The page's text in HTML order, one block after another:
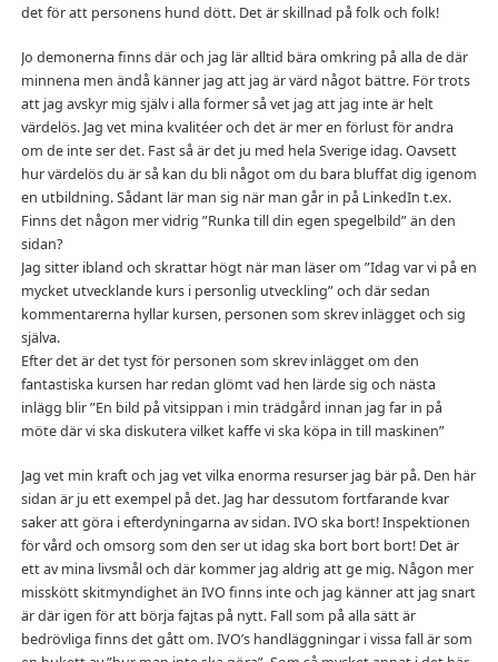
det för att personens hund dött. Det är skillnad på folk och folk!
Jo demonerna finns där och jag lär alltid bära omkring på alla de där
minnena men ändå känner jag att jag är värd något bättre. För trots
att jag avskyr mig själv i alla former så vet jag att jag inte är helt
värdelös. Jag vet mina kvalitéer och det är mer en förlust för andra
om de inte ser det. Fast så är det ju med hela Sverige idag. Oavsett
hur värdelös du är så kan du bli något om du bara bluffat dig igenom
en utbildning. Sådant lär man sig när man går in på LinkedIn t.ex.
Finns det någon mer vidrig ”Runka till din egen spegelbild” än den
sidan?
Jag sitter ibland och skrattar högt när man läser om ”Idag var vi på en
mycket utvecklande kurs i personlig utveckling” och där sedan
kommentarerna hyllar kursen, personen som skrev inlägget och sig
själva.
Efter det är det tyst för personen som skrev inlägget om den
fantastiska kursen har redan glömt vad hen lärde sig och nästa
inlägg blir ”En bild på vitsippan i min trädgård innan jag far in på
möte där vi ska diskutera vilket kaffe vi ska köpa in till maskinen”
Jag vet min kraft och jag vet vilka enorma resurser jag bär på. Den här
sidan är ju ett exempel på det. Jag har dessutom fortfarande kvar
saker att göra i efterdyningarna av sidan. IVO ska bort! Inspektionen
för vård och omsorg som den ser ut idag ska bort bort bort! Det är
ett av mina livsmål och där kommer jag aldrig att ge mig. Någon mer
misskött skitmyndighet än IVO finns inte och jag känner att jag snart
är där igen för att börja fajtas på nytt. Fall som på alla sätt är
bedrövliga finns det gått om. IVO’s handläggningar i vissa fall är som